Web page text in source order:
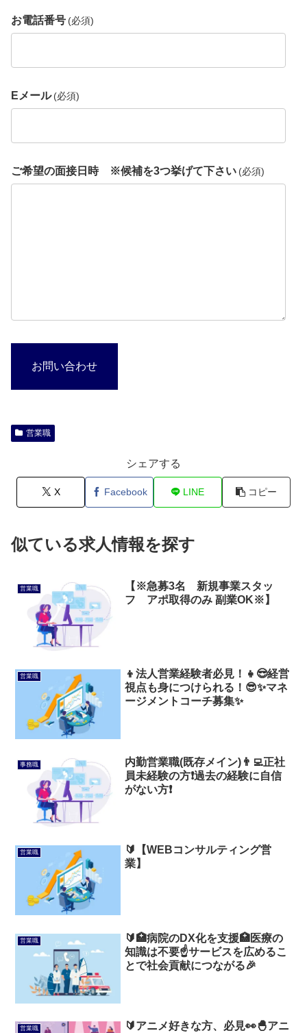
お電話番号 (必須)
Eメール (必須)
ご希望の面接日時 ※候補を3つ挙げて下さい (必須)
お問い合わせ
営業職
シェアする
X Facebook LINE コピー
似ている求人情報を探す
営業職
【※急募3名 新規事業スタッ
フ アポ取得のみ 副業OK※】
営業職
👦法人営業経験者必見！👧😎経営
視点も身につけられる！😎✨マネ
ージメントコーチ募集✨
事務職
内勤営業職(既存メイン)👨‍💻正社
員未経験の方❗過去の経験に自信
がない方❗
営業職
🔰【WEBコンサルティング営
業】
営業職
🔰🏥病院のDX化を支援🏥医療の
知識は不要☝️サービスを広めるこ
とで社会貢献につながる🎉
営業職
🔰アニメ好きな方、必見👀🐣アニ